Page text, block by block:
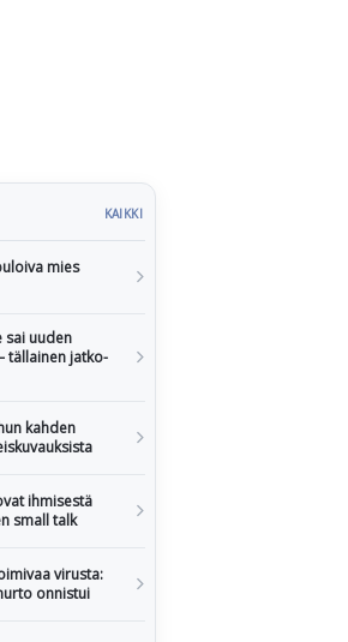
KAIKKI
mies
sai uuden
tällainen jatko-
kahden
ihmisestä
small talk
virusta:
onnistui